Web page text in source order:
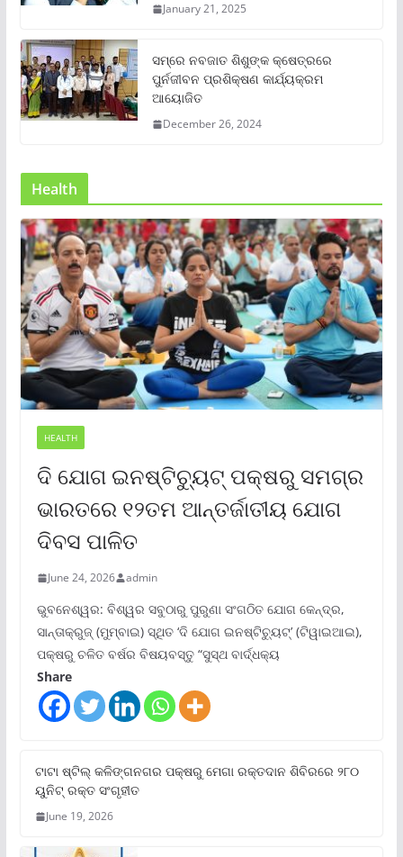
January 21, 2025
ସମ୍‌ରେ ନବଜାତ ଶିଶୁଙ୍କ କ୍ଷେତ୍ରରେ
ପୁର୍ନଜୀବନ ପ୍ରଶିକ୍ଷଣ କାର୍ଯ୍ୟକ୍ରମ
ଆୟୋଜିତ
December 26, 2024
Health
HEALTH
ଦି ଯୋଗ ଇନଷ୍ଟିଚ୍ୟୁଟ୍ ପକ୍ଷରୁ ସମଗ୍ର
ଭାରତରେ ୧୨ତମ ଆନ୍ତର୍ଜାତୀୟ ଯୋଗ
ଦିବସ ପାଳିତ
June 24, 2026 admin
ଭୁବନେଶ୍ୱର: ବିଶ୍ୱର ସବୁଠାରୁ ପୁରୁଣା ସଂଗଠିତ ଯୋଗ କେନ୍ଦ୍ର,
ସାନ୍ତାକ୍ରୁଜ୍ (ମୁମ୍ବାଇ) ସ୍ଥିତ ‘ଦି ଯୋଗ ଇନଷ୍ଟିଚ୍ୟୁଟ୍‌’ (ଟିୱାଇଆଇ),
ପକ୍ଷରୁ ଚଳିତ ବର୍ଷର ବିଷୟବସ୍ତୁ “ସୁସ୍ଥ ବାର୍ଦ୍ଧକ୍ୟ
Share
ଟାଟା ଷ୍ଟିଲ୍‌ କଳିଙ୍ଗନଗର ପକ୍ଷରୁ ମେଗା ରକ୍ତଦାନ ଶିବିରରେ ୨୮୦
ୟୁନିଟ୍‌ ରକ୍ତ ସଂଗୃହୀତ
June 19, 2026